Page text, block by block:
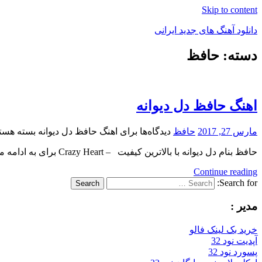
Skip to content
دانلود آهنگ های جدید ایرانی
دانلود
دسته: حافظ
اهنگ حافظ دل دیوانه
مارس 27, 2017 حافظ دیدگاه‌ها برای اهنگ حافظ دل دیوانه بسته
حافظ بنام دل دیوانه با بالاترین کیفیت – Crazy Heart برای به ادامه مطلب مراجعه کنید … بنام دل
Continue reading
Search for:
Search
مدیر :
خرید بک لینک فالو
آپدیت نود 32
پسورد نود 32